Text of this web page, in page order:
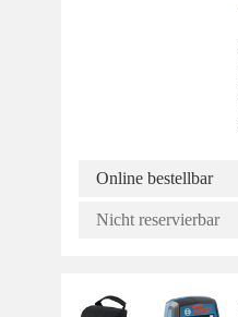
Online bestellbar
Nicht reservierbar